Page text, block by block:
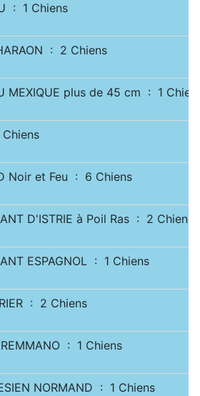
: 1 Chiens
: 2 Chiens
MEXIQUE plus de 45 cm : 1
Noir et Feu : 6 Chiens
D'ISTRIE à Poil Ras : 2 Chiens
ESPAGNOL : 1 Chiens
: 2 Chiens
: 1 Chiens
NORMAND : 1 Chiens